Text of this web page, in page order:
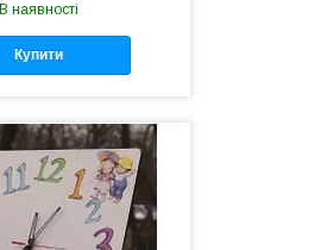
В наявності
Купити